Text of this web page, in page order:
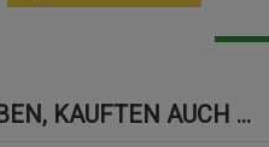
KAUFTEN AUCH ...